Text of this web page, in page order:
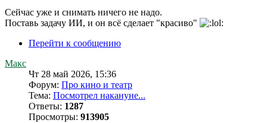
Сейчас уже и снимать ничего не надо.
Поставь задачу ИИ, и он всё сделает "красиво"
Перейти к сообщению
Макс
Чт 28 май 2026, 15:36
Форум: Про кино и театр
Тема: Посмотрел накануне...
Ответы: 1287
Просмотры: 913905